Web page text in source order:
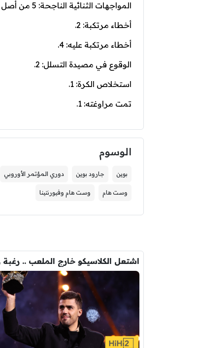
المواجهات الثنائية الناجحة: 5 من أصل 12.
أخطاء مرتكبة: 2.
أخطاء مرتكبة عليه: 4.
الوقوع في مصيدة التسلل: 2.
استخلاص الكرة: 1.
تمت مراوغته: 1.
الوسوم
بوين جارود بوين دوري المؤتمر الأوروبي
وست هام وست هام وفيورنتينا